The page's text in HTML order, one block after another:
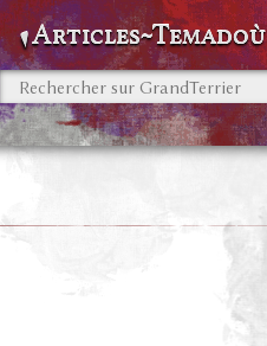
Articles~Temadoù